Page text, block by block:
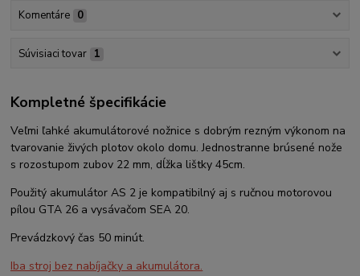
Komentáre 0
Súvisiaci tovar 1
Kompletné špecifikácie
Veľmi ľahké akumulátorové nožnice s dobrým rezným výkonom na
tvarovanie živých plotov okolo domu. Jednostranne brúsené nože
s rozostupom zubov 22 mm, dĺžka lištky 45cm.
Použitý akumulátor AS 2 je kompatibilný aj s ručnou motorovou
pílou GTA 26 a vysávačom SEA 20.
Prevádzkový čas 50 minút.
Iba stroj bez nabíjačky a akumulátora.